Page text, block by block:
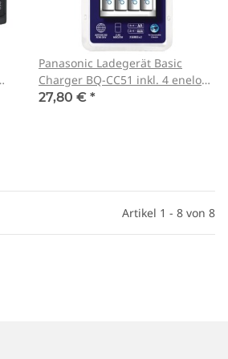
Panasonic Ladegerät Basic
Charger BQ-CC51 inkl. 4 eneloop
AA
27,80 € *
Artikel 1 - 8 von 8